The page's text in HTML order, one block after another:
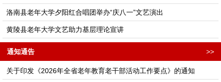
洛南县老年大学夕阳红合唱团举办“庆八一”文艺演出
黄陵县老年大学文艺助力基层理论宣讲
>>
通知通告
关于印发《2026年全省老年教育老干部活动工作要点》的通知